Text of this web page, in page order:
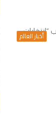
أخبار العالم